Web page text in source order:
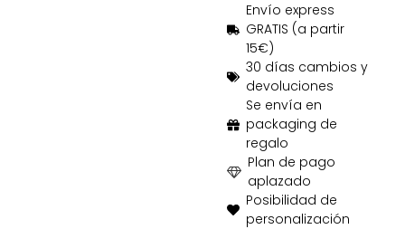
Envío express
GRATIS (a partir
15€)
30 días cambios y
devoluciones
Se envía en
packaging de
regalo
Plan de pago
aplazado
Posibilidad de
personalización